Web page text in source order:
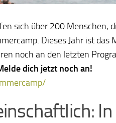
sich über 200 Menschen,
Dieses Jahr ist das
noch an den letzten
dich jetzt noch an!
In